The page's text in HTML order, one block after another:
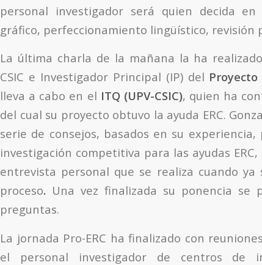
personal investigador será quien decida
gráfico, perfeccionamiento lingüístico, revisión
La última charla de la mañana la ha realizado
CSIC e Investigador Principal (IP) del Proyecto
lleva a cabo en el ITQ (UPV-CSIC), quien ha
del cual su proyecto obtuvo la ayuda ERC.
serie de consejos, basados en su
investigación competitiva para las ayudas
entrevista personal que se realiza cuando
proceso. Una vez finalizada su ponencia se
preguntas.
La jornada Pro-ERC ha finalizado con
el personal investigador de centros de